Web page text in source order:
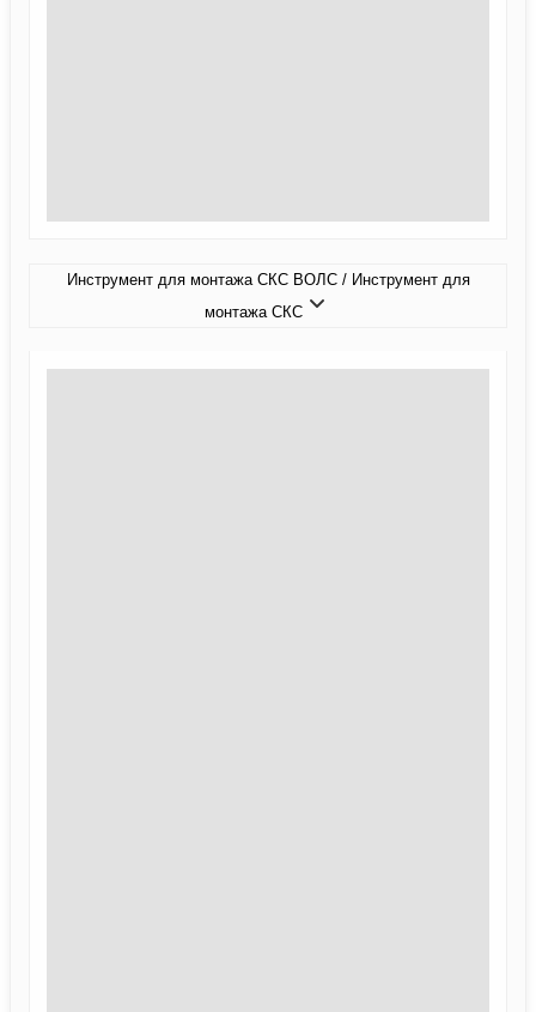
Инструмент для монтажа СКС ВОЛС / Инструмент для
монтажа СКС